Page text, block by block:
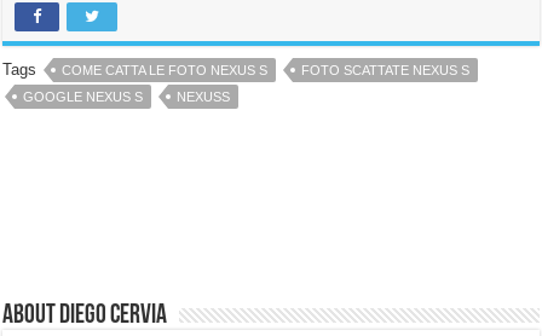
Tags COME CATTA LE FOTO NEXUS S
FOTO SCATTATE NEXUS S
GOOGLE NEXUS S
NEXUSS
About Diego Cervia